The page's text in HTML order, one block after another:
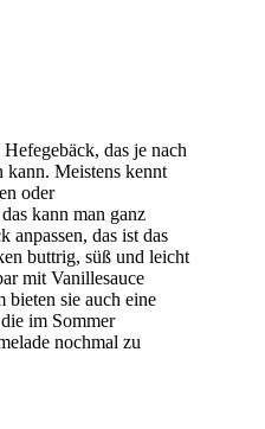
das je nach
kann. Meistens kennt
oder
kann man ganz
anpassen, das ist das
buttrig, süß und leicht
mit Vanillesauce
bieten sie auch eine
im Sommer
nochmal zu